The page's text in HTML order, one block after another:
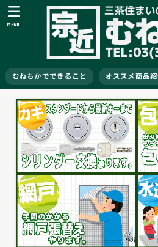
むねちかでできること オススメ商品
MENU